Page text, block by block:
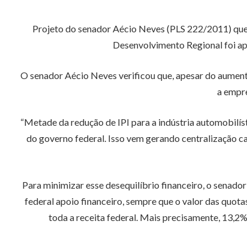
Projeto do senador Aécio Neves (PLS 222/2011)
Desenvolvimento Regional foi
O senador Aécio Neves verificou que, apesar do
a
“Metade da redução de IPI para a indústria
do governo federal. Isso vem gerando centralização
Para minimizar esse desequilíbrio financeiro, o
federal apoio financeiro, sempre que o valor das
toda a receita federal. Mais precisamente,